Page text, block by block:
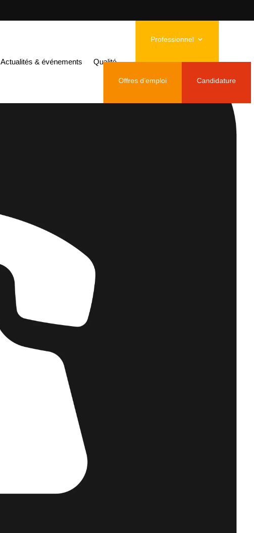
Actualités & événements Qualité
Professionnel
Offres d’emploi Candidature